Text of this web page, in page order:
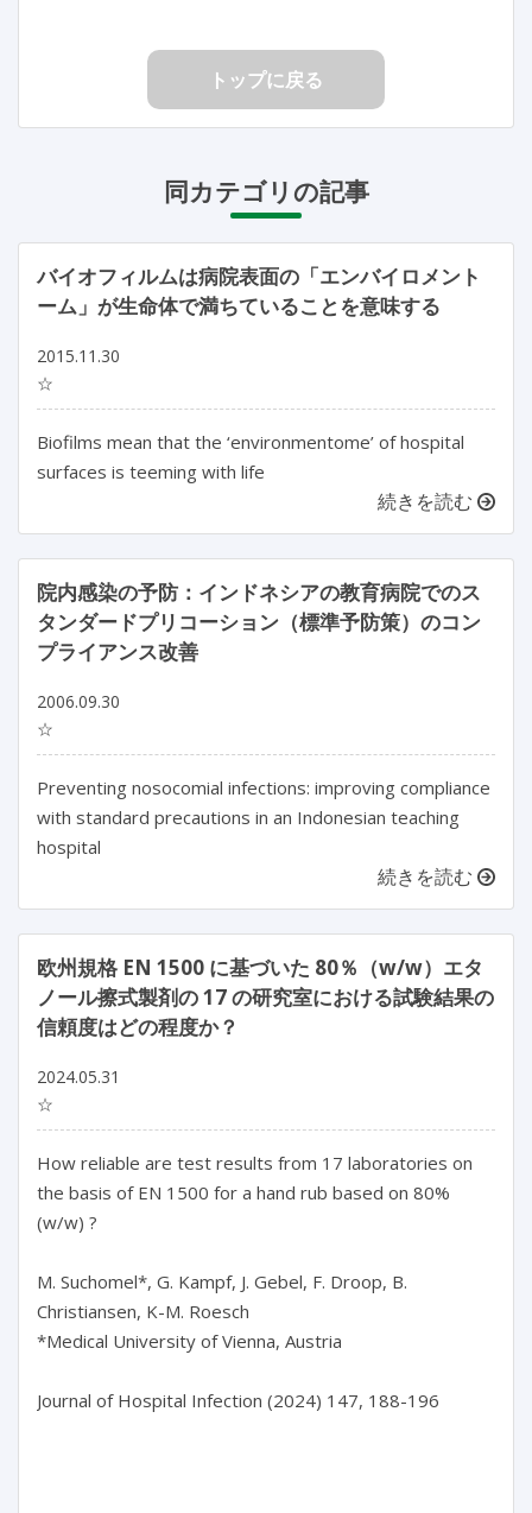
トップに戻る
同カテゴリの記事
バイオフィルムは病院表面の「エンバイロメント
ーム」が生命体で満ちていることを意味する
2015.11.30
☆
Biofilms mean that the ‘environmentome’ of hospital
surfaces is teeming with life
続きを読む
院内感染の予防：インドネシアの教育病院でのス
タンダードプリコーション（標準予防策）のコン
プライアンス改善
2006.09.30
☆
Preventing nosocomial infections: improving compliance
with standard precautions in an Indonesian teaching
hospital
続きを読む
欧州規格 EN 1500 に基づいた 80％（w/w）エタ
ノール擦式製剤の 17 の研究室における試験結果の
信頼度はどの程度か？
2024.05.31
☆
How reliable are test results from 17 laboratories on
the basis of EN 1500 for a hand rub based on 80%
(w/w) ?
M. Suchomel*, G. Kampf, J. Gebel, F. Droop, B.
Christiansen, K-M. Roesch
*Medical University of Vienna, Austria
Journal of Hospital Infection (2024) 147, 188-196